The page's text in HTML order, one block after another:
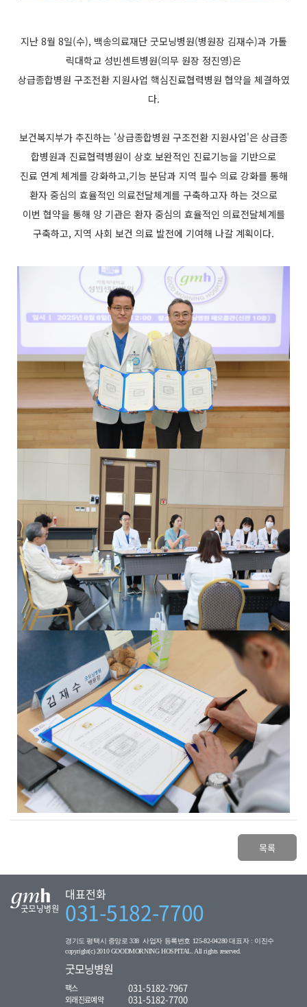
목록
대표전화
031-5182-7700
경기도 평택시 중앙로 338 사업자 등록번호 125-82-04280 대표자 : 이진수
copyright(c) 2010 GOODMORNING HOSPITAL. All rights reserved.
굿모닝병원
팩스 031-5182-7967
외래진료예약 031-5182-7700